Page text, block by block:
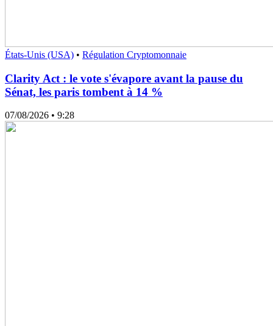
États-Unis (USA) • Régulation Cryptomonnaie
Clarity Act : le vote s'évapore avant la pause du
Sénat, les paris tombent à 14 %
07/08/2026 • 9:28